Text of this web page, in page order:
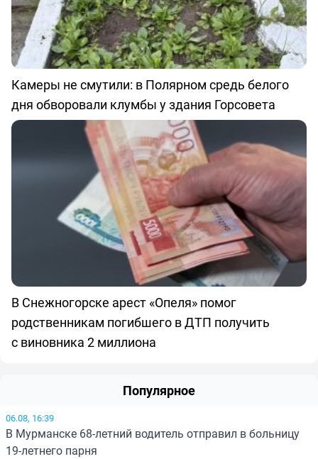
Камеры не смутили: в Полярном средь белого
дня обворовали клумбы у здания Горсовета
В Снежногорске арест «Опеля» помог
родственникам погибшего в ДТП получить
с виновника 2 миллиона
Популярное
06.08, 16:39
В Мурманске 68-летний водитель отправил в больницу
19-летнего парня